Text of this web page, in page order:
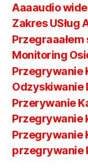
Aaaaudio
Zakres USług
Monitoring
Przegrywanie
Odzyskiwanie
Przerywanie
Przegrywanie
Przegrywanie
przegrywanie